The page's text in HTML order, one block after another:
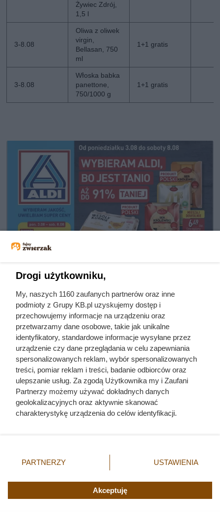
Żywiec Zdrój,
1,5 l
3-8.08
Oliwa z oliwek
virgin,
Bellasan, 750
ml
1+1 gratis
3-8.08
Włoska babka
panettone,
750/1000 g
1+1 gratis
Kawa ziarnista Dallmayr Classic lub kawa mielona Dallmayr
Drogi użytkowniku,
My, naszych 1160 zaufanych partnerów oraz inne
podmioty z Grupy KB.pl uzyskujemy dostęp i
przechowujemy informacje na urządzeniu oraz
przetwarzamy dane osobowe, takie jak unikalne
identyfikatory, standardowe informacje wysyłane przez
urządzenie czy dane przeglądania w celu zapewniania
spersonalizowanych reklam, wybór spersonalizowanych
treści, pomiar reklam i treści, badanie odbiorców oraz
ulepszanie usług. Za zgodą Użytkownika my i Zaufani
Partnerzy możemy używać dokładnych danych
geolokalizacyjnych oraz aktywnie skanować
charakterystykę urządzenia do celów identyfikacji.
zmienić/wycofać klikając przycisk ustawień prywatności
znajdujący się w lewym dolnym rogu strony. Niektóre
użytkownika, ale masz prawo sprzeciwić się takiemu
przetwarzaniu. Preferencje będą miały zastosowania tylko
PARTNERZY USTAWIENIA
Akceptuję